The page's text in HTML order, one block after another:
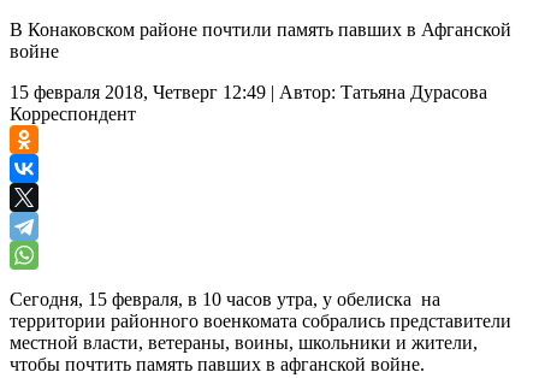
В Конаковском районе почтили память павших в Афганской
войне
15 февраля 2018, Четверг 12:49 | Автор: Татьяна Дурасова
Корреспондент
Сегодня, 15 февраля, в 10 часов утра, у обелиска на
территории районного военкомата собрались представители
местной власти, ветераны, воины, школьники и жители,
чтобы почтить память павших в афганской войне.